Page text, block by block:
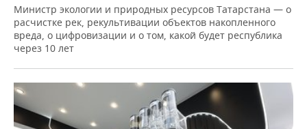
Министр экологии и природных ресурсов Татарстана — о
расчистке рек, рекультивации объектов накопленного
вреда, о цифровизации и о том, какой будет республика
через 10 лет